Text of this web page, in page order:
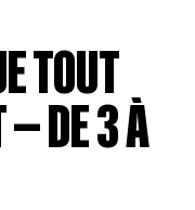
TOUT
DE 3 À